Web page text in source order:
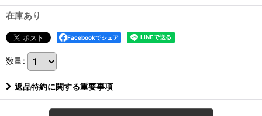
在庫あり
Facebookでシェア
数量:
返品特約に関する重要事項